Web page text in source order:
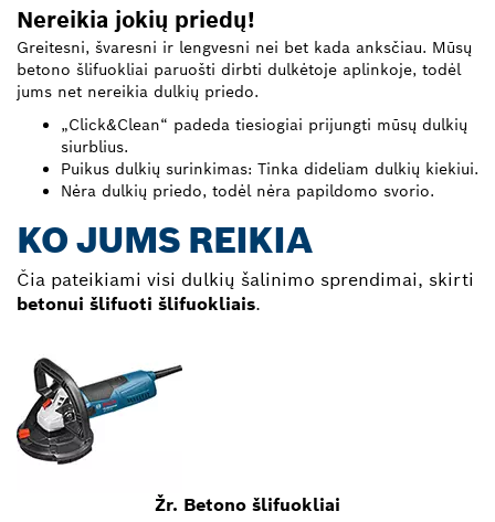
Nereikia jokių priedų!
Greitesni, švaresni ir lengvesni nei bet kada anksčiau. Mūsų
betono šlifuokliai paruošti dirbti dulkėtoje aplinkoje, todėl
jums net nereikia dulkių priedo.
„Click&Clean“ padeda tiesiogiai prijungti mūsų dulkių
siurblius.
Puikus dulkių surinkimas: Tinka dideliam dulkių kiekiui.
Nėra dulkių priedo, todėl nėra papildomo svorio.
KO JUMS REIKIA
Čia pateikiami visi dulkių šalinimo sprendimai, skirti
betonui šlifuoti šlifuokliais.
Žr. Betono šlifuokliai